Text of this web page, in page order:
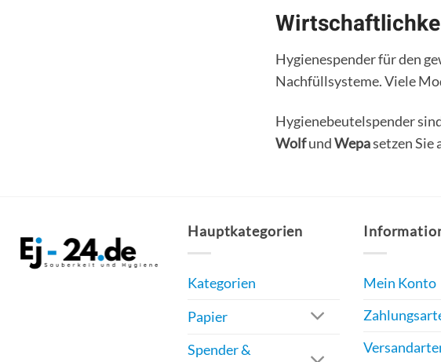
Hygienespender für den
Nachfüllsysteme. Viele
Hygienebeutelspender
WolfundWepasetzen Sie
Hauptkategorien
Kategorien
Papier
Spender &
Mein Konto